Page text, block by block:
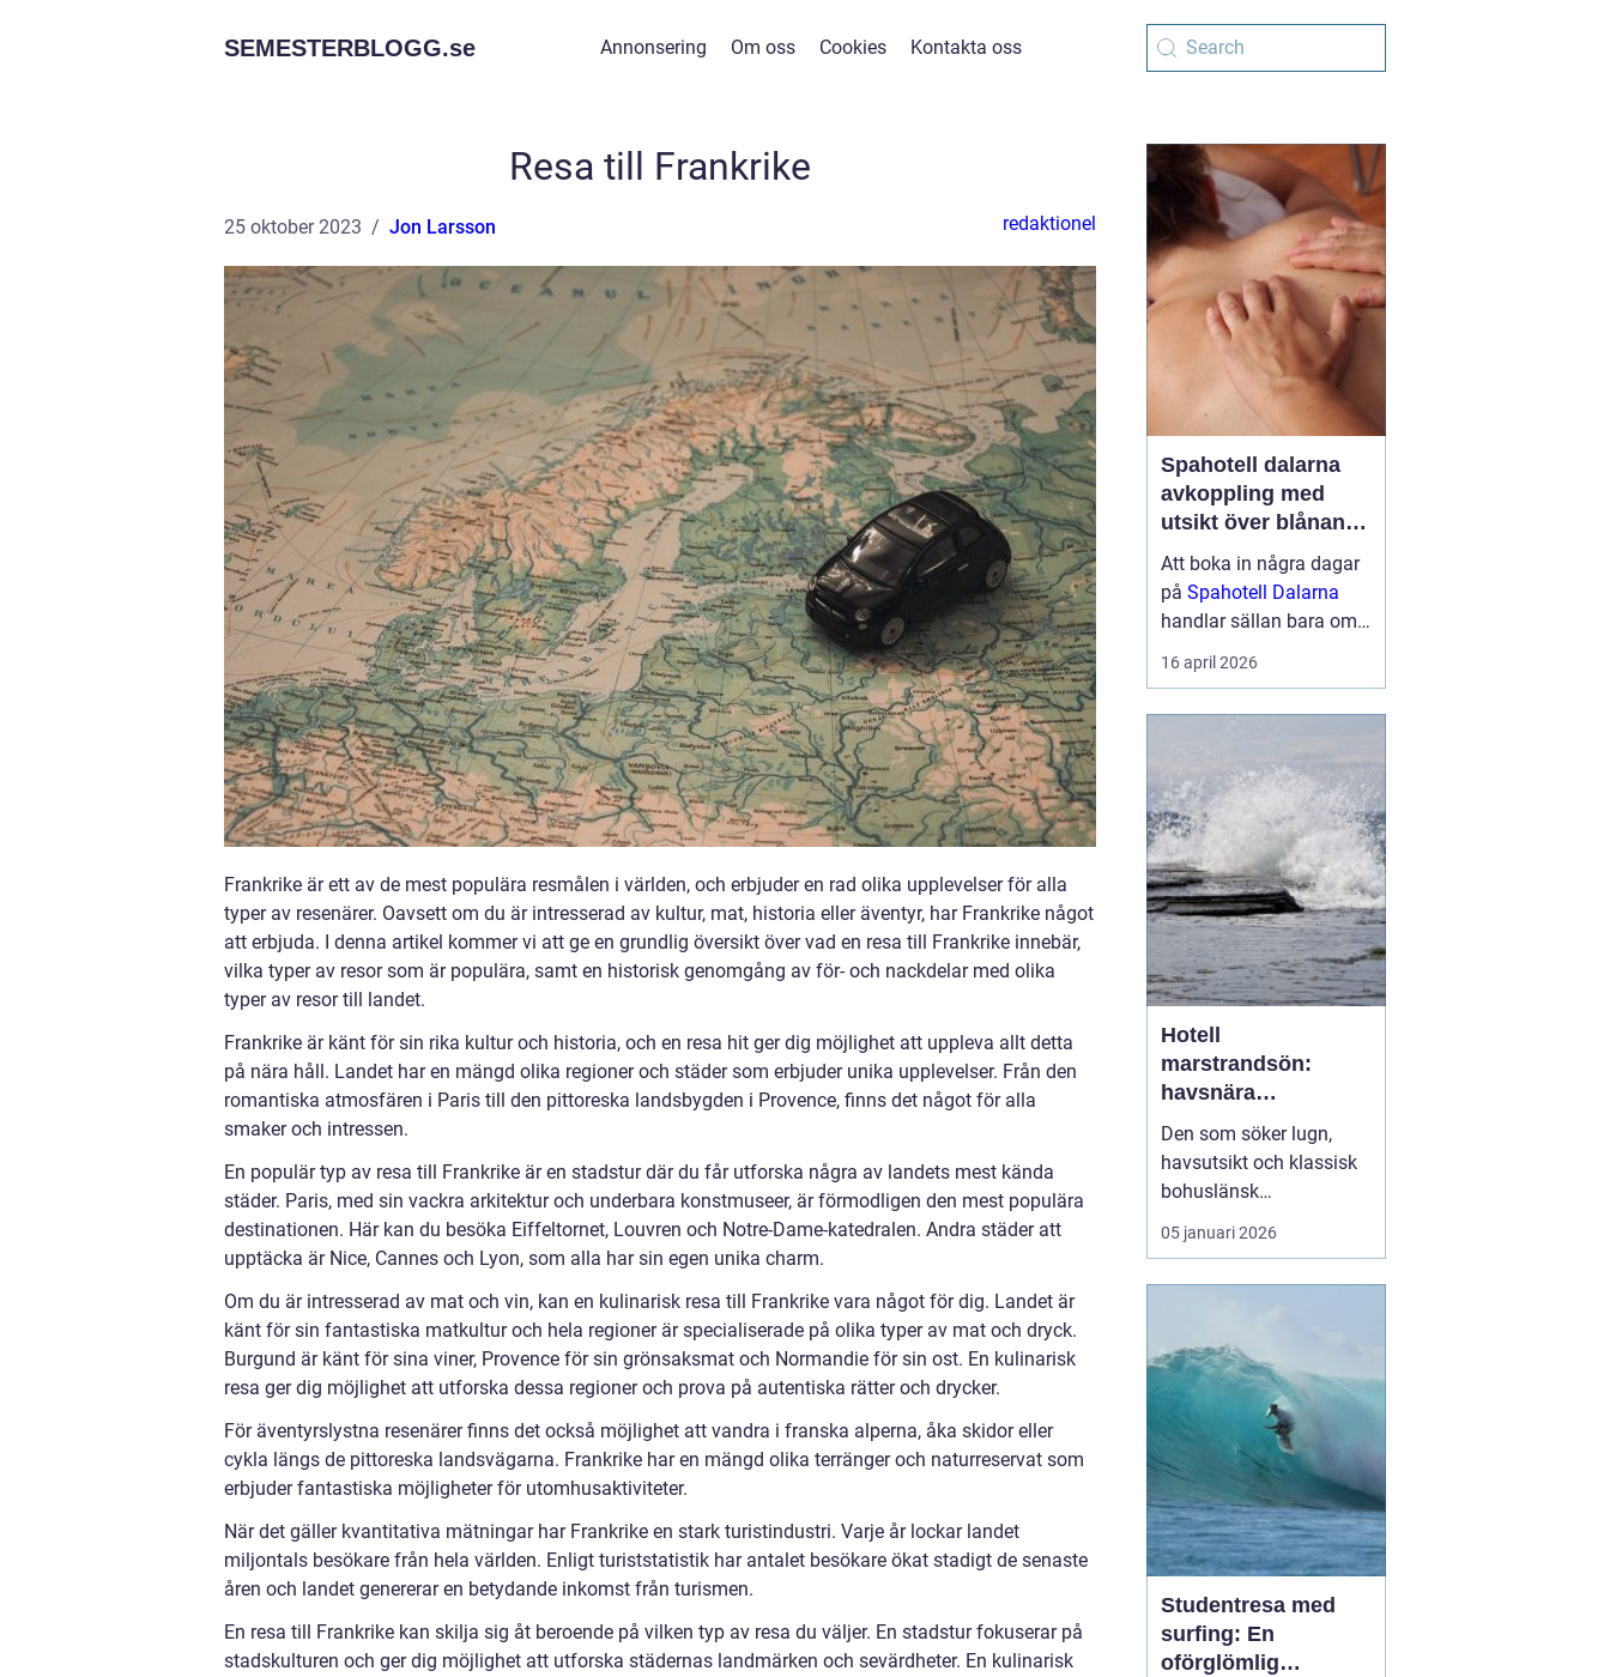
SEMESTERBLOGG.se Annonsering Om oss Cookies Kontakta oss
Resa till Frankrike
25 oktober 2023 Jon Larsson redaktionel
Frankrike är ett av de mest populära resmålen i världen, och erbjuder en rad olika upplevelser för alla
typer av resenärer. Oavsett om du är intresserad av kultur, mat, historia eller äventyr, har Frankrike något
att erbjuda. I denna artikel kommer vi att ge en grundlig översikt över vad en resa till Frankrike innebär,
vilka typer av resor som är populära, samt en historisk genomgång av för- och nackdelar med olika
typer av resor till landet.
Frankrike är känt för sin rika kultur och historia, och en resa hit ger dig möjlighet att uppleva allt detta
på nära håll. Landet har en mängd olika regioner och städer som erbjuder unika upplevelser. Från den
romantiska atmosfären i Paris till den pittoreska landsbygden i Provence, finns det något för alla
smaker och intressen.
En populär typ av resa till Frankrike är en stadstur där du får utforska några av landets mest kända
städer. Paris, med sin vackra arkitektur och underbara konstmuseer, är förmodligen den mest populära
destinationen. Här kan du besöka Eiffeltornet, Louvren och Notre-Dame-katedralen. Andra städer att
upptäcka är Nice, Cannes och Lyon, som alla har sin egen unika charm.
Om du är intresserad av mat och vin, kan en kulinarisk resa till Frankrike vara något för dig. Landet är
känt för sin fantastiska matkultur och hela regioner är specialiserade på olika typer av mat och dryck.
Burgund är känt för sina viner, Provence för sin grönsaksmat och Normandie för sin ost. En kulinarisk
resa ger dig möjlighet att utforska dessa regioner och prova på autentiska rätter och drycker.
För äventyrslystna resenärer finns det också möjlighet att vandra i franska alperna, åka skidor eller
cykla längs de pittoreska landsvägarna. Frankrike har en mängd olika terränger och naturreservat som
erbjuder fantastiska möjligheter för utomhusaktiviteter.
När det gäller kvantitativa mätningar har Frankrike en stark turistindustri. Varje år lockar landet
miljontals besökare från hela världen. Enligt turiststatistik har antalet besökare ökat stadigt de senaste
åren och landet genererar en betydande inkomst från turismen.
En resa till Frankrike kan skilja sig åt beroende på vilken typ av resa du väljer. En stadstur fokuserar på
stadskulturen och ger dig möjlighet att utforska städernas landmärken och sevärdheter. En kulinarisk
Spahotell dalarna
avkoppling med
utsikt över blånande
berg
Att boka in några dagar
på Spahotell Dalarna
handlar sällan bara om
att få en massage eller
ta ett dopp i en varm
om naturen, tystnaden
och känslan av att kliva
åt sidan från...
16 april 2026
Hotell
marstrandsön:
havsnära
upplevelser på
västkustens pärla
Den som söker lugn,
havsutsikt och klassisk
bohuslänsk
skärgårdsmiljö hamnar
förr eller senare på
pulserande sommarliv.
För många...
05 januari 2026
Studentresa med
surfing: En
oförglömlig